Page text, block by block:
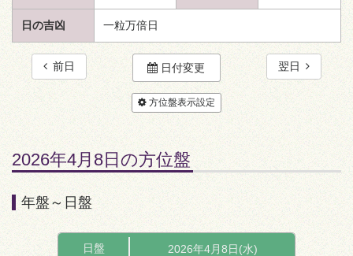
日の吉凶 一粒万倍日
前日 日付変更 翌日
方位盤表示設定
2026年4月8日の方位盤
年盤～日盤
日盤 2026年4月8日(水)